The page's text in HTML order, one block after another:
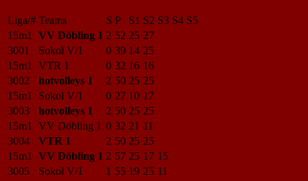
Liga/# Teams S P S1 S2 S3 S4 S5
15m1
VV Döbling 1 2 52 25 27
3001
Sokol V/1 0 39 14 25
15m1
VTR 1 0 32 16 16
3002
hotvolleys 1 2 50 25 25
15m1
Sokol V/1 0 27 10 17
3003
hotvolleys 1 2 50 25 25
15m1
VV Döbling 1 0 32 21 11
3004
VTR 1 2 50 25 25
15m1
VV Döbling 1 2 57 25 17 15
3005
Sokol V/1 1 55 19 25 11